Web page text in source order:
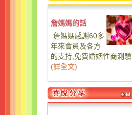
詹媽媽的話
詹媽媽感謝60多
年來會員及各方
的支持,免費婚姻性商測驗
(詳全文)